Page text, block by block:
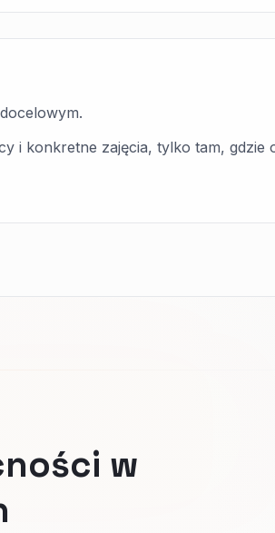
i konkretne zajęcia, tylko tam, gdzie
w